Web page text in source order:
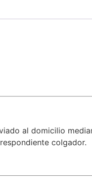
al domicilio
colgador.